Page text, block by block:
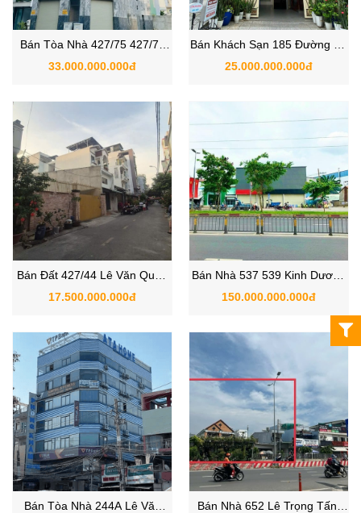
Bán Tòa Nhà 427/75 427/77
đường Lê Văn Quới, Phường
33.000.000.000đ
Bán Khách Sạn 185 Đường Số
16, Khu Tên Lửa Quận Bình
25.000.000.000đ
Bán Đất 427/44 Lê Văn Quới,
Bình Tân, Phường Bình Trị
17.500.000.000đ
Bán Nhà 537 539 Kinh Dương
Vương, Phường An Lạc, Bình
150.000.000.000đ
Bán Tòa Nhà 244A Lê Văn
Bán Nhà 652 Lê Trọng Tấn,